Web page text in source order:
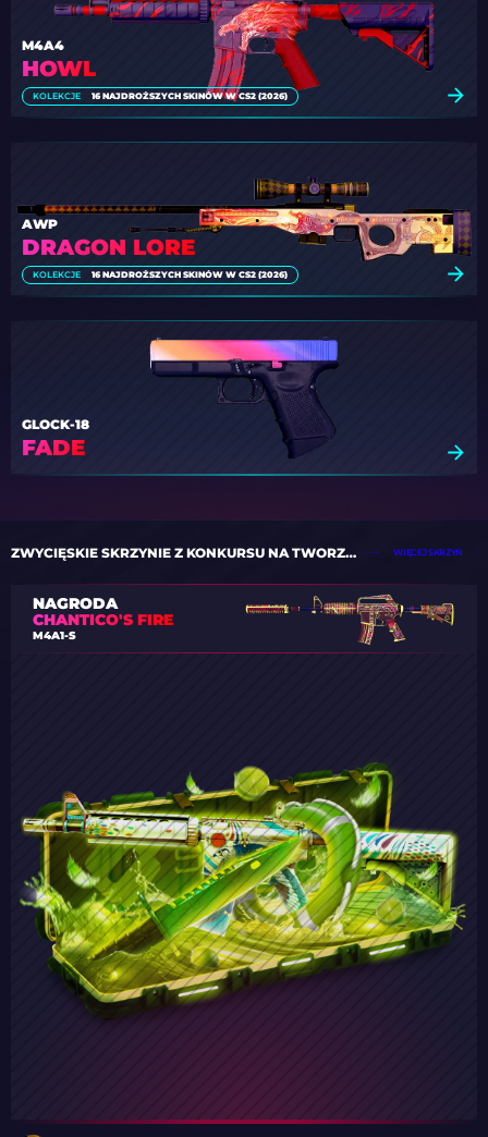
M4A4
HOWL
KOLEKCJE 16 NAJDROŻSZYCH SKINÓW W CS2 (2026)
AWP
DRAGON LORE
KOLEKCJE 16 NAJDROŻSZYCH SKINÓW W CS2 (2026)
GLOCK-18
FADE
ZWYCIĘSKIE SKRZYNIE Z KONKURSU NA TWORZENIE SKRZYŃ WIĘCEJ SKRZYŃ
NAGRODA
CHANTICO'S FIRE
M4A1-S